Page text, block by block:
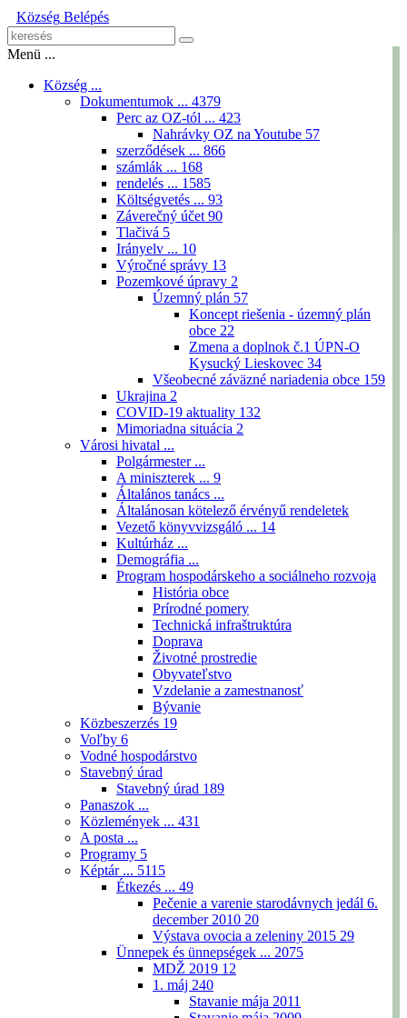
Község Belépés
Menü ...
Község ...
Dokumentumok ... 4379
Perc az OZ-tól ... 423
Nahrávky OZ na Youtube 57
szerződések ... 866
számlák ... 168
rendelés ... 1585
Költségvetés ... 93
Záverečný účet 90
Tlačivá 5
Irányelv ... 10
Výročné správy 13
Pozemkové úpravy 2
Územný plán 57
Koncept riešenia - územný plán
obce 22
Zmena a doplnok č.1 ÚPN-O
Kysucký Lieskovec 34
Všeobecné záväzné nariadenia obce 159
Ukrajina 2
COVID-19 aktuality 132
Mimoriadna situácia 2
Városi hivatal ...
Polgármester ...
A miniszterek ... 9
Általános tanács ...
Általánosan kötelező érvényű rendeletek
Vezető könyvvizsgáló ... 14
Kultúrház ...
Demográfia ...
Program hospodárskeho a sociálneho rozvoja
História obce
Prírodné pomery
Technická infraštruktúra
Doprava
Životné prostredie
Obyvateľstvo
Vzdelanie a zamestnanosť
Bývanie
Közbeszerzés 19
Voľby 6
Vodné hospodárstvo
Stavebný úrad
Stavebný úrad 189
Panaszok ...
Közlemények ... 431
A posta ...
Programy 5
Képtár ... 5115
Étkezés ... 49
Pečenie a varenie starodávnych jedál 6.
december 2010 20
Výstava ovocia a zeleniny 2015 29
Ünnepek és ünnepségek ... 2075
MDŽ 2019 12
1. máj 240
Stavanie mája 2011